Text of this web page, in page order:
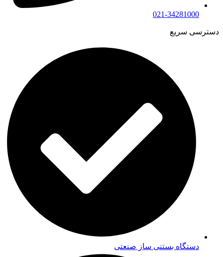
021-34281000
دسترسی سریع
دستگاه بستنی ساز صنعتی